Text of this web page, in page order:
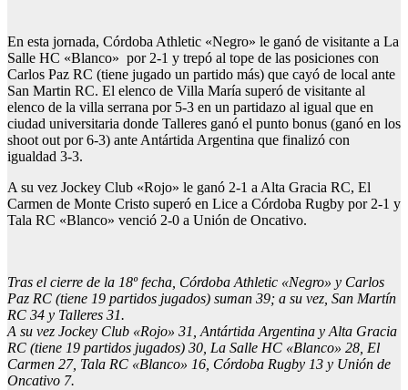
En esta jornada, Córdoba Athletic «Negro» le ganó de visitante a La
Salle HC «Blanco» por 2-1 y trepó al tope de las posiciones con
Carlos Paz RC (tiene jugado un partido más) que cayó de local ante
San Martin RC. El elenco de Villa María superó de visitante al
elenco de la villa serrana por 5-3 en un partidazo al igual que en
ciudad universitaria donde Talleres ganó el punto bonus (ganó en los
shoot out por 6-3) ante Antártida Argentina que finalizó con
igualdad 3-3.
A su vez Jockey Club «Rojo» le ganó 2-1 a Alta Gracia RC, El
Carmen de Monte Cristo superó en Lice a Córdoba Rugby por 2-1 y
Tala RC «Blanco» venció 2-0 a Unión de Oncativo.
Tras el cierre de la 18º fecha, Córdoba Athletic «Negro» y Carlos
Paz RC (tiene 19 partidos jugados) suman 39; a su vez, San Martín
RC 34 y Talleres 31.
A su vez Jockey Club «Rojo» 31, Antártida Argentina y Alta Gracia
RC (tiene 19 partidos jugados) 30, La Salle HC «Blanco» 28, El
Carmen 27, Tala RC «Blanco» 16, Córdoba Rugby 13 y Unión de
Oncativo 7.